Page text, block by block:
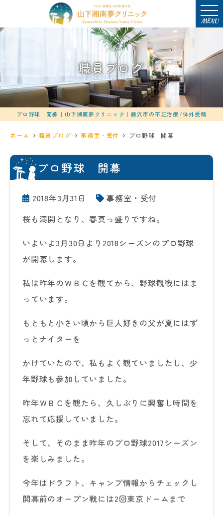
MENU
職員ブログ
プロ野球 開幕｜山下湘南夢クリニック｜藤沢市の不妊治療/体外受精
ホーム 職員ブログ 事務室・受付 プロ野球 開幕
プロ野球 開幕
2018年3月31日
事務室・受付
桜も満開となり、春真っ盛りですね。
いよいよ3月30日より2018シーズンのプロ野球
が開幕します。
私は昨年のＷＢＣを観てから、野球観戦にはま
っています。
もともと小さい頃から巨人好きの父が夏にはず
っとナイターを
かけていたので、私もよく観ていましたし、少
年野球も参加していました。
昨年ＷＢＣを観たら、久しぶりに興奮し時間を
忘れて応援していました。
そして、そのまま昨年のプロ野球2017シーズン
を楽しみました。
今年はドラフト、キャンプ情報からチェックし
開幕前のオープン戦には2回東京ドームまで